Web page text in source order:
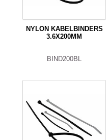
NYLON KABELBINDERS
3.6X200MM
BIND200BL